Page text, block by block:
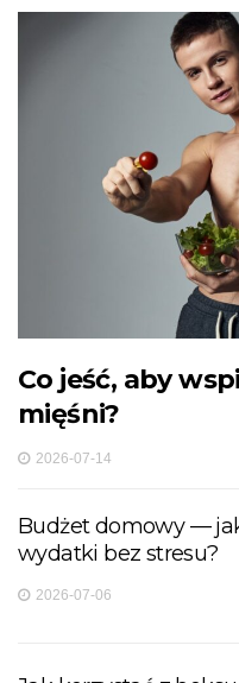
Co jeść, aby
mięśni?
2026-07-14
Budżet domowy —
wydatki bez stresu?
2026-07-06